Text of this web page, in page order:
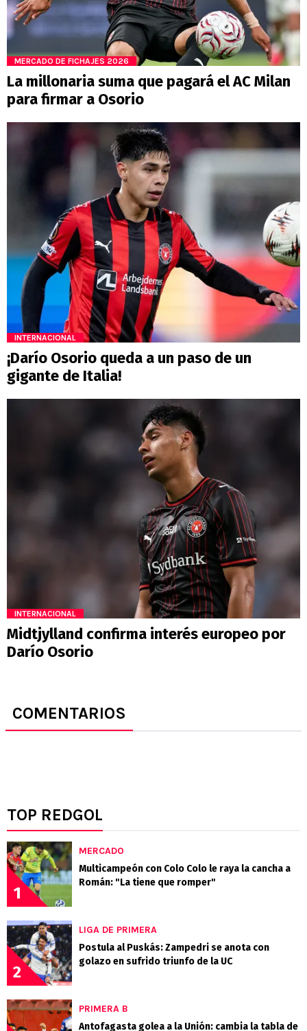
MERCADO DE FICHAJES 2026
La millonaria suma que pagará el AC Milan
para firmar a Osorio
INTERNACIONAL
¡Darío Osorio queda a un paso de un
gigante de Italia!
INTERNACIONAL
Midtjylland confirma interés europeo por
Darío Osorio
COMENTARIOS
TOP REDGOL
1
MERCADO
Multicampeón con Colo Colo le raya la cancha a
Román: "La tiene que romper"
2
LIGA DE PRIMERA
Postula al Puskás: Zampedri se anota con
golazo en sufrido triunfo de la UC
PRIMERA B
Antofagasta golea a la Unión: cambia la tabla de